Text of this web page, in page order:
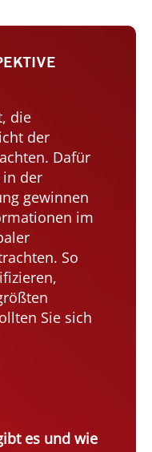
die
der
Dafür
in der
gewinnen
im
So
Sie sich
es und wie